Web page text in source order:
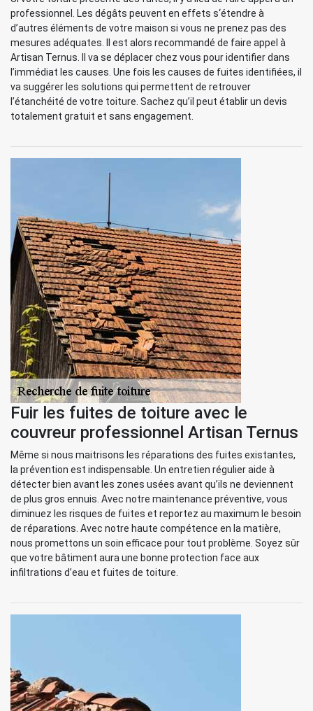
professionnel. Les dégâts peuvent en effets s‘étendre à
d’autres éléments de votre maison si vous ne prenez pas des
mesures adéquates. Il est alors recommandé de faire appel à
Artisan Ternus. Il va se déplacer chez vous pour identifier dans
l’immédiat les causes. Une fois les causes de fuites identifiées, il
va suggérer les solutions qui permettent de retrouver
l’étanchéité de votre toiture. Sachez qu’il peut établir un devis
totalement gratuit et sans engagement.
Fuir les fuites de toiture avec le
couvreur professionnel Artisan Ternus
Même si nous maitrisons les réparations des fuites existantes,
la prévention est indispensable. Un entretien régulier aide à
détecter bien avant les zones usées avant qu’ils ne deviennent
de plus gros ennuis. Avec notre maintenance préventive, vous
diminuez les risques de fuites et reportez au maximum le besoin
de réparations. Avec notre haute compétence en la matière,
nous promettons un soin efficace pour tout problème. Soyez sûr
que votre bâtiment aura une bonne protection face aux
infiltrations d’eau et fuites de toiture.